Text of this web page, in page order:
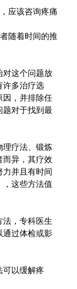
应该咨询疼痛
随着时间的推
对这个问题放
许多治疗选
因，并排除任
题对于找到最
理疗法、锻炼
而异，其疗效
并且有时间
，这些方法值
法，专科医生
通过体检或影
可以缓解疼